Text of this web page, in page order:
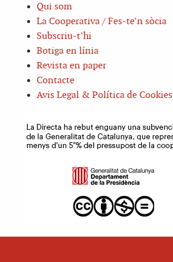
Qui som
La Cooperativa / Fes-te’n sòcia
Subscriu-t’hi
Botiga en línia
Revista en paper
Contacte
Avis Legal & Política de Cookies